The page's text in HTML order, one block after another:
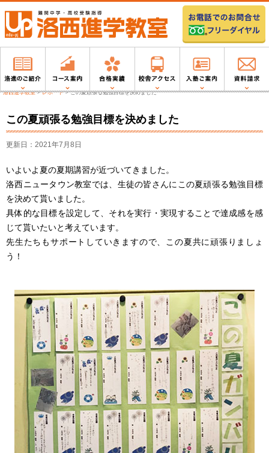
洛西進学教室>レポート>この夏頑張る勉強目標を決めました
この夏頑張る勉強目標を決めました
更新日：2021年7月8日
いよいよ夏の夏期講習が近づいてきました。
洛西ニュータウン教室では、生徒の皆さんにこの夏頑張る勉強目標
を決めて貰いました。
具体的な目標を設定して、それを実行・実現することで達成感を感
じて貰いたいと考えています。
先生たちもサポートしていきますので、この夏共に頑張りましょ
う！